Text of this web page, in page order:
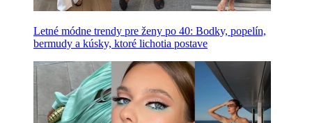
Letné módne trendy pre ženy po 40: Bodky, popelín,
bermudy a kúsky, ktoré lichotia postave